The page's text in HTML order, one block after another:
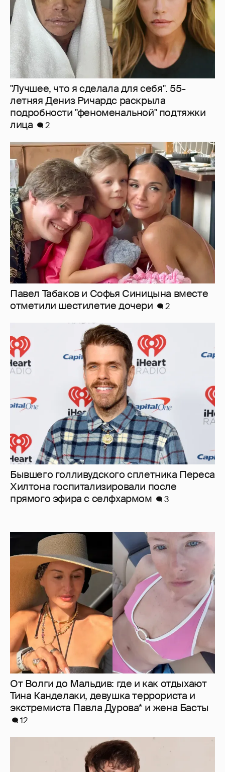
"Лучшее, что я сделала для себя". 55-
летняя Дениз Ричардс раскрыла
подробности "феноменальной" подтяжки
лица
2
Павел Табаков и Софья Синицына вместе
отметили шестилетие дочери
2
Бывшего голливудского сплетника Переса
Хилтона госпитализировали после
прямого эфира с селфхармом
3
От Волги до Мальдив: где и как отдыхают
Тина Канделаки, девушка террориста и
экстремиста Павла Дурова* и жена Басты
12